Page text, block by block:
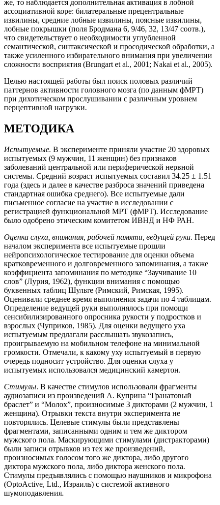
же, то наблюдается дополнительная активация в лобной
ассоциативной коре: билатеральные прецентральные
извилины, средние лобные извилины, поясные извилины,
лобные покрышки (поля Бродмана 6, 9/46, 32, 13/47 соотв.),
что свидетельствует о необходимости углубленной
семантической, синтаксической и просодической обработки, а
также усиленного избирательного внимания при увеличении
сложности восприятия (Brungart et al., 2001; Nakai et al., 2005).
Целью настоящей работы был поиск половых различий
паттернов активности головного мозга (по данным фМРТ)
при дихотическом прослушивании с различным уровнем
перцептивной нагрузки.
МЕТОДИКА
Испытуемые. В эксперименте приняли участие 20 здоровых
испытуемых (9 мужчин, 11 женщин) без признаков
заболеваний центральной или периферической нервной
системы. Средний возраст испытуемых составил 34.25 ± 1.51
года (здесь и далее в качестве разброса значений приведена
стандартная ошибка среднего). Все испытуемые дали
письменное согласие на участие в исследовании с
регистрацией функциональной МРТ (фМРТ). Исследование
было одобрено этическим комитетом ИВНД и НФ РАН.
Оценка слуха, внимания, рабочей памяти, ведущей руки. Перед
началом эксперимента все испытуемые прошли
нейропсихологическое тестирование для оценки объема
кратковременного и долговременного запоминания, а также
коэффициента запоминания по методике “Заучивание 10
слов” (Лурия, 1962), функции внимания с помощью
буквенных таблиц Шульте (Римский, Римская, 1995).
Оценивали среднее время выполнения задачи по 4 таблицам.
Определение ведущей руки выполнялось при помощи
сенсибилизированного опросника рукости у подростков и
взрослых (Чуприков, 1985). Для оценки ведущего уха
испытуемым предлагали расслышать звукозапись,
проигрываемую на мобильном телефоне на минимальной
громкости. Отмечали, к какому уху испытуемый в первую
очередь подносит устройство. Для оценки слуха у
испытуемых использовался медицинский камертон.
Стимулы. В качестве стимулов использовали фрагменты
аудиозаписи из произведений А. Куприна “Гранатовый
браслет” и “Молох”, произносимые 3 дикторами (2 мужчин, 1
женщина). Отрывки текста внутри эксперимента не
повторялись. Целевые стимулы были представлены
фрагментами, записанными одним и тем же диктором
мужского пола. Маскирующими стимулами (дистракторами)
были записи отрывков из тех же произведений,
произносимых голосом того же диктора, либо другого
диктора мужского пола, либо диктора женского пола.
Стимулы предъявлялись с помощью наушников и микрофона
(OptoActive, Ltd., Израиль) с системой активного
шумоподавления.